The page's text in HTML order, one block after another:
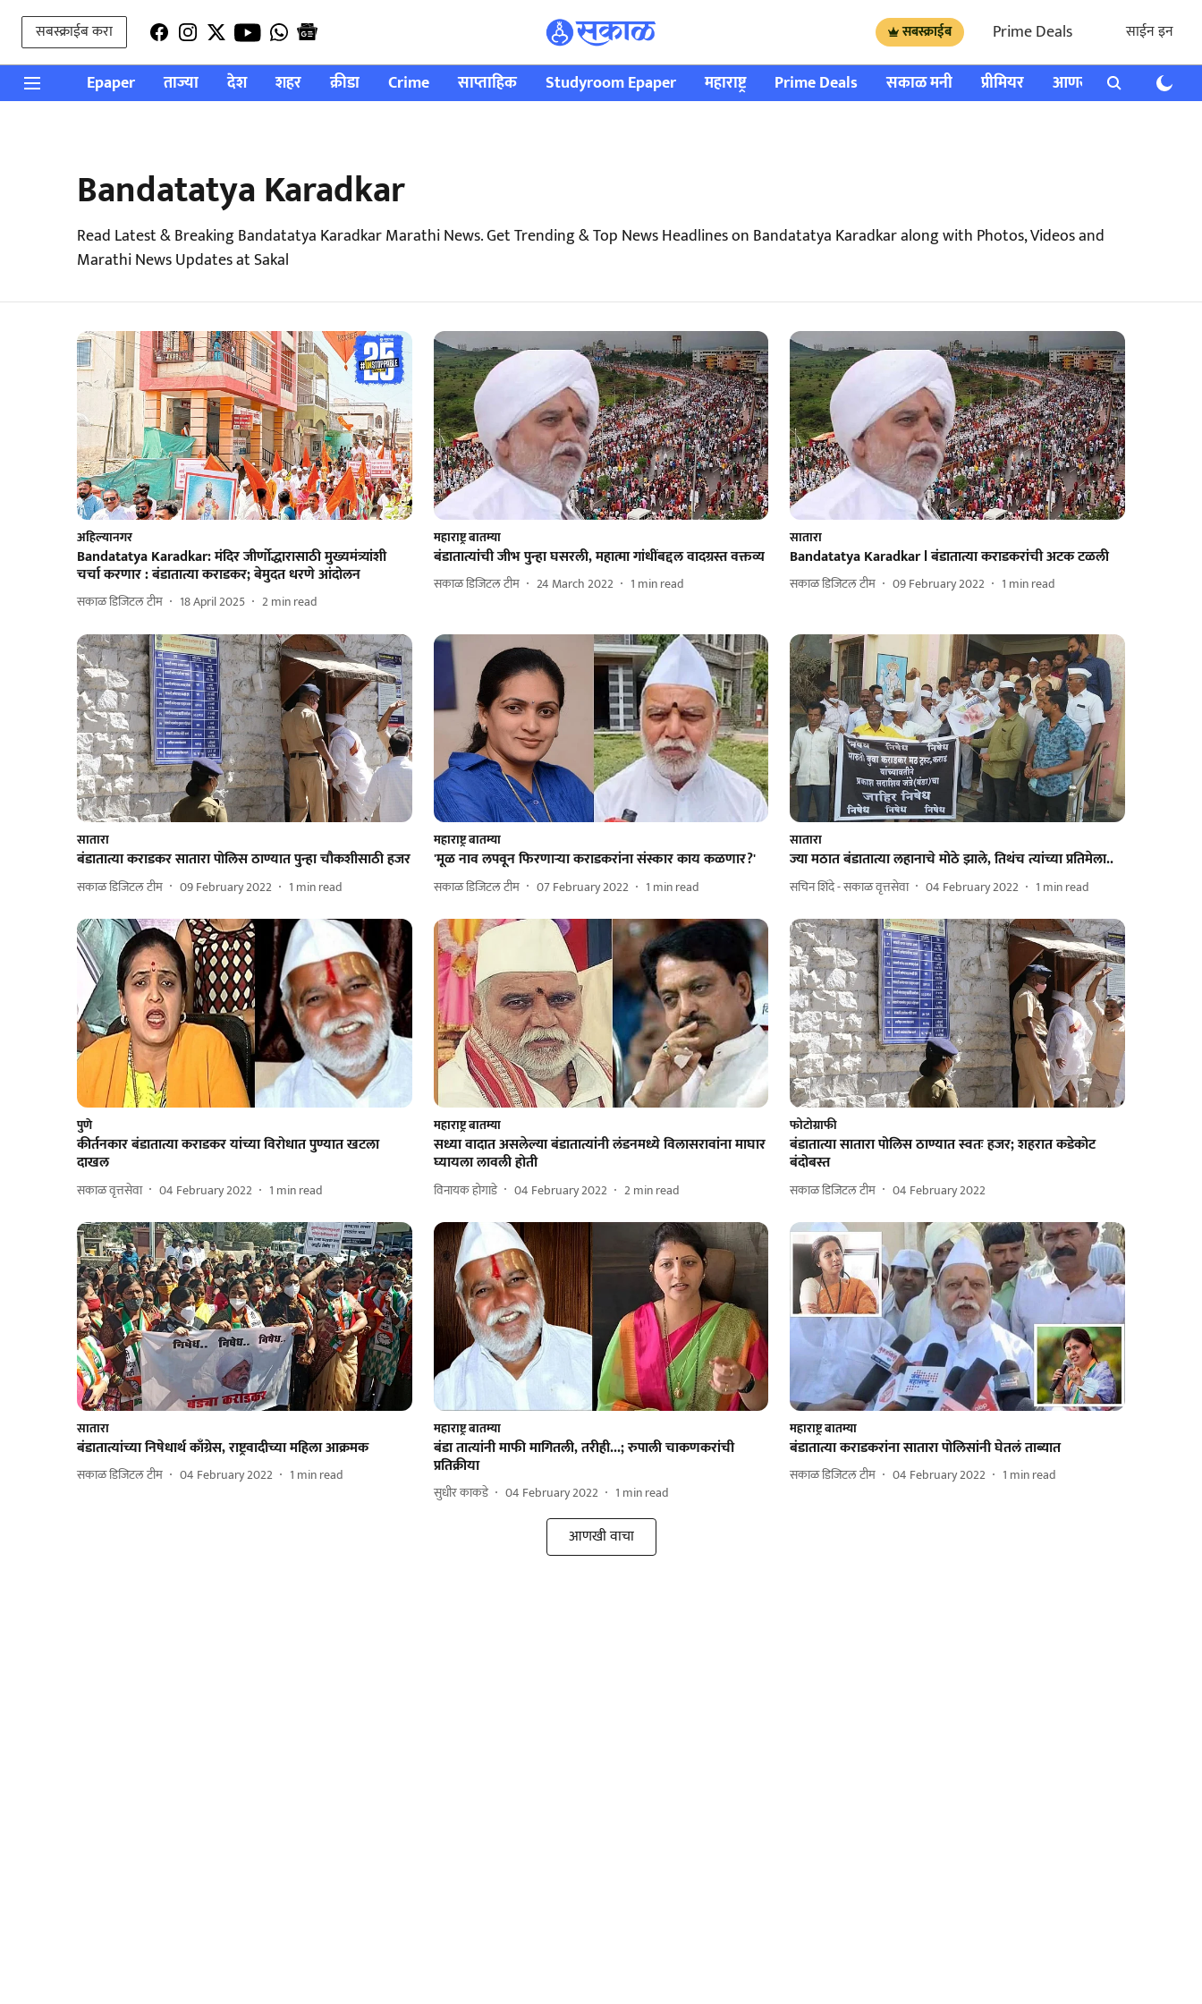
सबस्क्राईब करा सबस्क्राईब Prime Deals साईन इन
Epaper ताज्या देश शहर क्रीडा Crime साप्ताहिक Studyroom Epaper महाराष्ट्र Prime Deals सकाळ मनी प्रीमियर आणखी राशी भविष्य
Bandatatya Karadkar
Read Latest & Breaking Bandatatya Karadkar Marathi News. Get Trending & Top News Headlines on Bandatatya Karadkar along with Photos, Videos and
Marathi News Updates at Sakal
अहिल्यानगर
Bandatatya Karadkar: मंदिर जीर्णोद्धारासाठी मुख्यमंत्र्यांशी
चर्चा करणार : बंडातात्या कराडकर; बेमुदत धरणे आंदोलन
सकाळ डिजिटल टीम 18 April 2025 2min read
महाराष्ट्र बातम्या
बंडातात्यांची जीभ पुन्हा घसरली, महात्मा गांधींबद्दल वादग्रस्त वक्तव्य
सकाळ डिजिटल टीम 24 March 2022 1 min read
सातारा
Bandatatya Karadkar l बंडातात्या कराडकरांची अटक टळली
सकाळ डिजिटल टीम 09 February 2022 1 min read
सातारा
बंडातात्या कराडकर सातारा पोलिस ठाण्यात पुन्हा चौकशीसाठी हजर
सकाळ डिजिटल टीम 09 February 2022 1 min read
महाराष्ट्र बातम्या
'मूळ नाव लपवून फिरणाऱ्या कराडकरांना संस्कार काय कळणार?'
सकाळ डिजिटल टीम 07 February 2022 1 min read
सातारा
ज्या मठात बंडातात्या लहानाचे मोठे झाले, तिथंच त्यांच्या प्रतिमेला..
सचिन शिंदे - सकाळ वृत्तसेवा 04 February 2022 1 min read
पुणे
कीर्तनकार बंडातात्या कराडकर यांच्या विरोधात पुण्यात खटला
दाखल
सकाळ वृत्तसेवा 04 February 2022 1 min read
महाराष्ट्र बातम्या
सध्या वादात असलेल्या बंडातात्यांनी लंडनमध्ये विलासरावांना माघार
घ्यायला लावली होती
विनायक होगाडे 04 February 2022 2min read
फोटोग्राफी
बंडातात्या सातारा पोलिस ठाण्यात स्वतः हजर; शहरात कडेकोट
बंदोबस्त
सकाळ डिजिटल टीम 04 February 2022
सातारा
बंडातात्यांच्या निषेधार्थ काँग्रेस, राष्ट्रवादीच्या महिला आक्रमक
सकाळ डिजिटल टीम 04 February 2022 1 min read
महाराष्ट्र बातम्या
बंडा तात्यांनी माफी मागितली, तरीही...; रुपाली चाकणकरांची
प्रतिक्रीया
सुधीर काकडे 04 February 2022 1 min read
महाराष्ट्र बातम्या
बंडातात्या कराडकरांना सातारा पोलिसांनी घेतलं ताब्यात
सकाळ डिजिटल टीम 04 February 2022 1 min read
आणखी वाचा